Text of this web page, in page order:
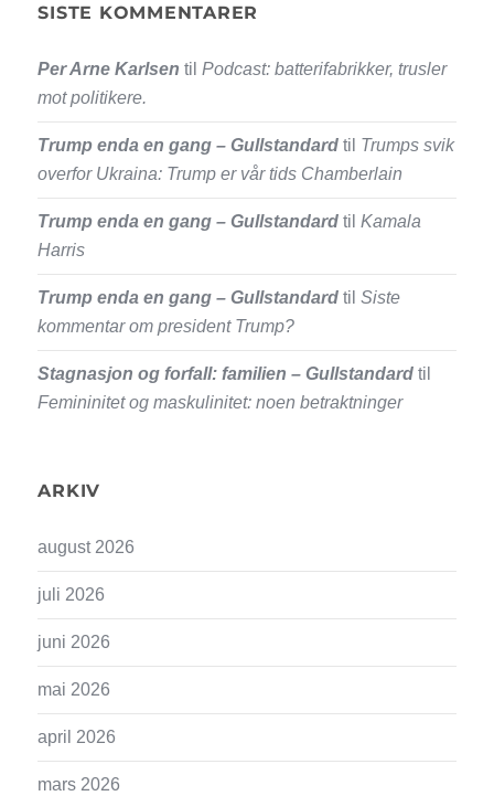
SISTE KOMMENTARER
Per Arne Karlsen tilPodcast: batterifabrikker, trusler
mot politikere.
Trump enda en gang – Gullstandard til Trumps svik
overfor Ukraina: Trump er vår tids Chamberlain
Trump enda en gang – Gullstandard tilKamala
Harris
Trump enda en gang – Gullstandard tilSiste
kommentar om president Trump?
Stagnasjon og forfall: familien – Gullstandard til
Femininitet og maskulinitet: noen betraktninger
ARKIV
august 2026
juli 2026
juni 2026
mai 2026
april 2026
mars 2026